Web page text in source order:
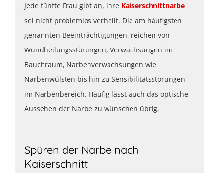
Jede fünfte Frau gibt an, ihre Kaiserschnittnarbe
sei nicht problemlos verheilt. Die am häufigsten
genannten Beeinträchtigungen, reichen von
Wundheilungsstörungen, Verwachsungen im
Bauchraum, Narbenverwachsungen wie
Narbenwülsten bis hin zu Sensibilitätsstörungen
im Narbenbereich. Häufig lässt auch das optische
Aussehen der Narbe zu wünschen übrig.
Spüren der Narbe nach
Kaiserschnitt